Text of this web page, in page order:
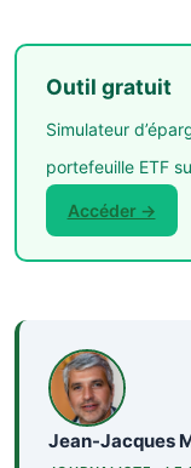
Outil gratuit
Simulateur
portefeuille ETF
Accéder →
Jean-Jacques